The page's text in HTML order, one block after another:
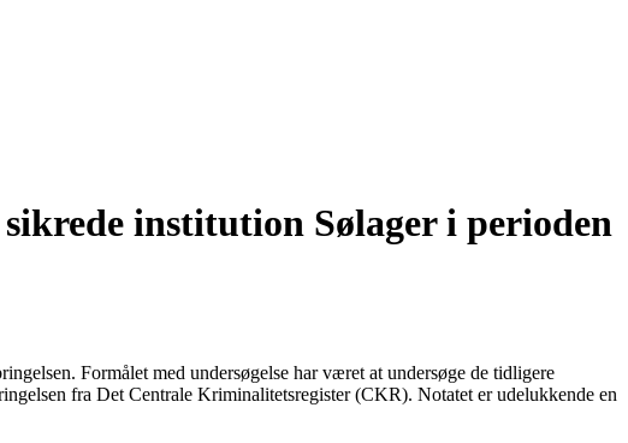
institution Sølager i perioden
Formålet med undersøgelse har været at undersøge de tidligere
fra Det Centrale Kriminalitetsregister (CKR). Notatet er udelukkende en